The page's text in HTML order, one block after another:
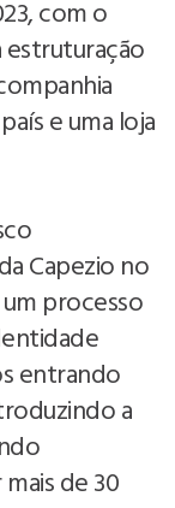
com o
e uma loja
Capezio no
processo
entrando
a
de 30